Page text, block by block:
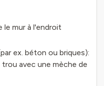
le mur à l'endroit
ex. béton ou briques):
trou avec une mèche de